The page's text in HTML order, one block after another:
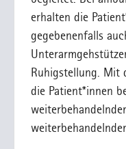
erhalten die
gegebenenfalls
Ruhigstellung. Mit
die Patient*innen